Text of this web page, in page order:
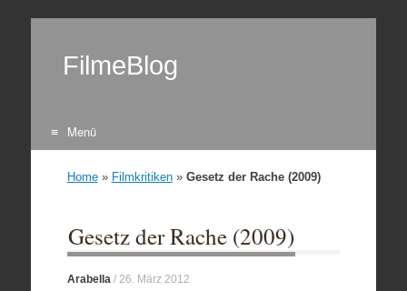
FilmeBlog
Menü
Home» Filmkritiken» Gesetz der Rache (2009)
Gesetz der Rache (2009)
Arabella/ 26. März 2012